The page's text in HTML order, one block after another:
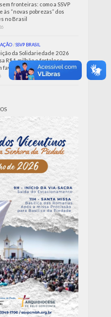
fronteiras: como a SSVP
às “novas pobrezas” dos
no Brasil
/SSVP BRASIL
da Solidariedade 2026
R$ 1 milhão e fortalece
favor dos Pobres